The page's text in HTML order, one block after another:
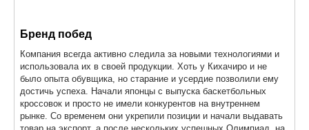
Бренд побед
Компания всегда активно следила за новыми технологиями и
использовала их в своей продукции. Хоть у Кихачиро и не
было опыта обувщика, но старание и усердие позволили ему
достичь успеха. Начали японцы с выпуска баскетбольных
кроссовок и просто не имели конкурентов на внутреннем
рынке. Со временем они укрепили позиции и начали выдавать